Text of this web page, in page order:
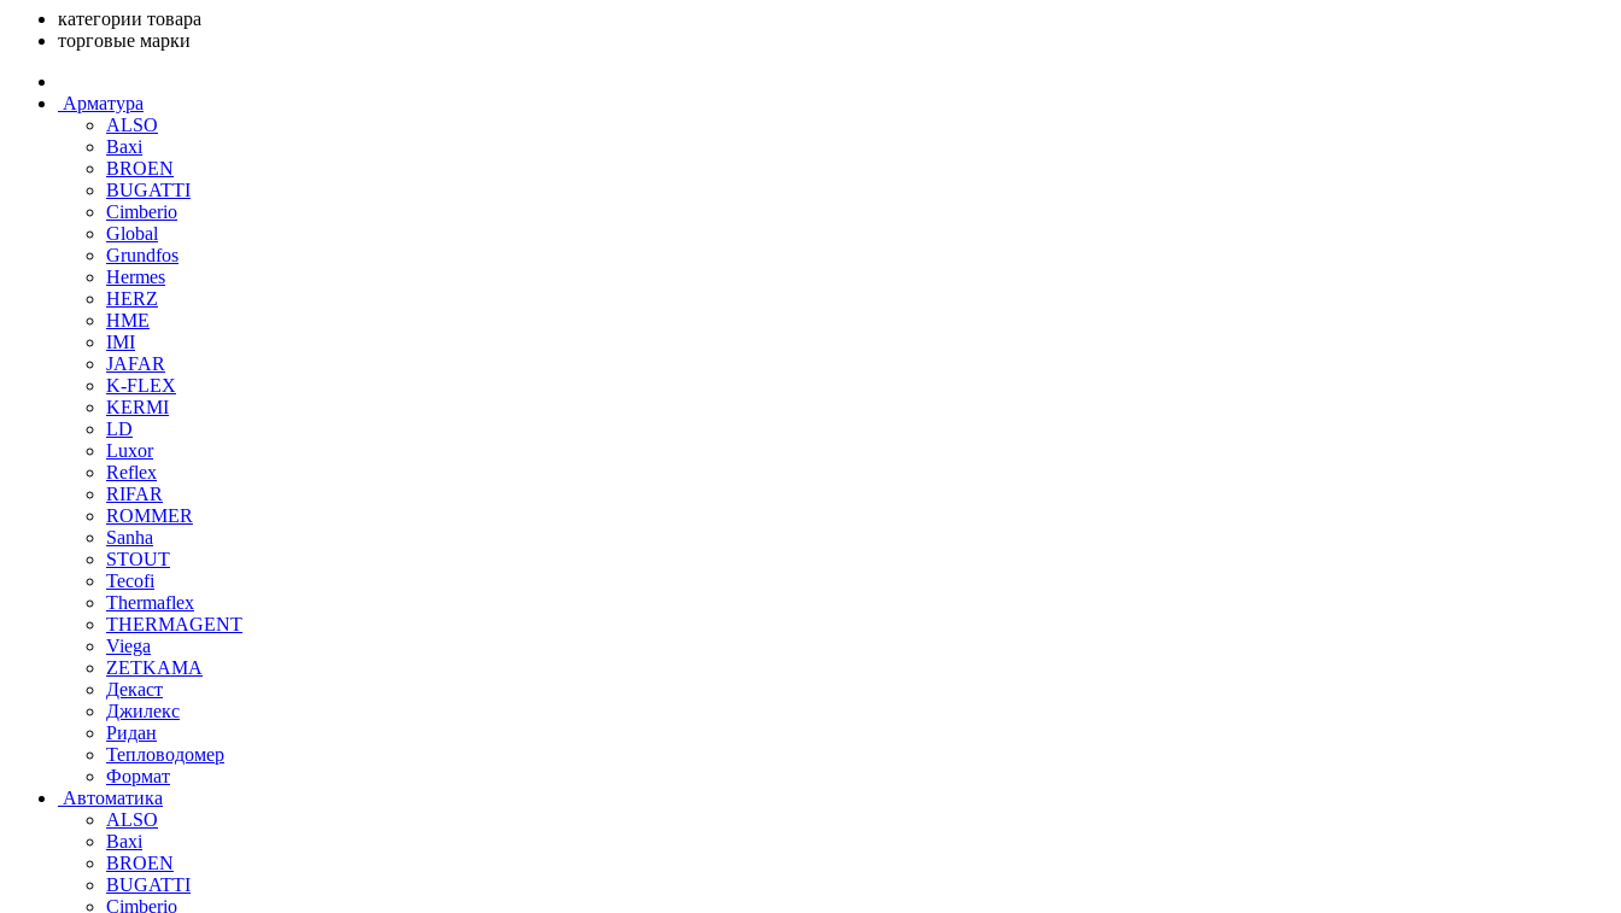
категории товара
торговые марки
Арматура
ALSO
Baxi
BROEN
BUGATTI
Cimberio
Global
Grundfos
Hermes
HERZ
HME
IMI
JAFAR
K-FLEX
KERMI
LD
Luxor
Reflex
RIFAR
ROMMER
Sanha
STOUT
Tecofi
Thermaflex
THERMAGENT
Viega
ZETKAMA
Декаст
Джилекс
Ридан
Тепловодомер
Формат
Автоматика
ALSO
Baxi
BROEN
BUGATTI
Cimberio